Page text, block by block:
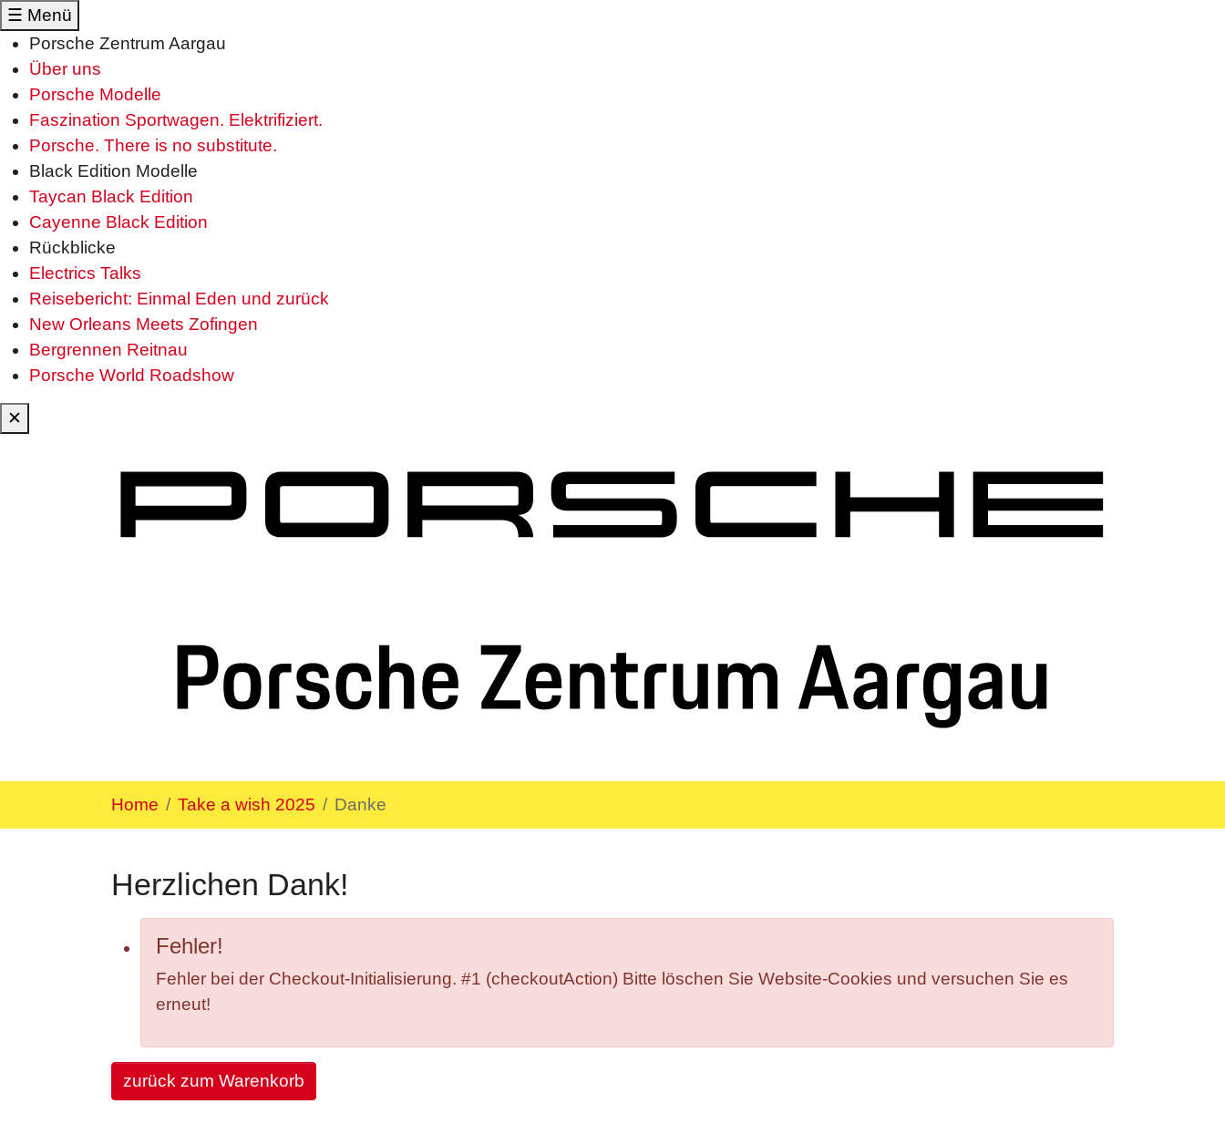
☰ Menü
Porsche Zentrum Aargau
Über uns
Porsche Modelle
Faszination Sportwagen. Elektrifiziert.
Porsche. There is no substitute.
Black Edition Modelle
Taycan Black Edition
Cayenne Black Edition
Rückblicke
Electrics Talks
Reisebericht: Einmal Eden und zurück
New Orleans Meets Zofingen
Bergrennen Reitnau
Porsche World Roadshow
✕
Home Take a wish 2025 Danke
Herzlichen Dank!
Fehler!
Fehler bei der Checkout-Initialisierung. #1 (checkoutAction) Bitte löschen Sie Website-Cookies und versuchen Sie es
erneut!
zurück zum Warenkorb